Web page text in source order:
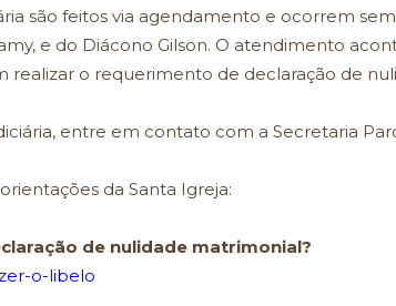
são feitos via agendamento e ocorrem
e do Diácono Gilson. O atendimento
realizar o requerimento de declaração de
entre em contato com a Secretaria
da Santa Igreja:
de nulidade matrimonial?
o-libelo